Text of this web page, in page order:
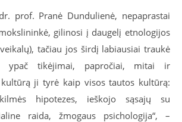
prof. Pranė Dundulienė, nepaprastai
gilinosi į daugelį etnologijos
tačiau jos širdį labiausiai traukė
ypač tikėjimai, papročiai, mitai ir
ji tyrė kaip visos tautos kultūrą:
hipotezes, ieškojo sąsajų su
raida, žmogaus psichologija“, –